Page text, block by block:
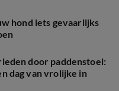
hond iets gevaarlijks
door paddenstoel:
dag van vrolijke in